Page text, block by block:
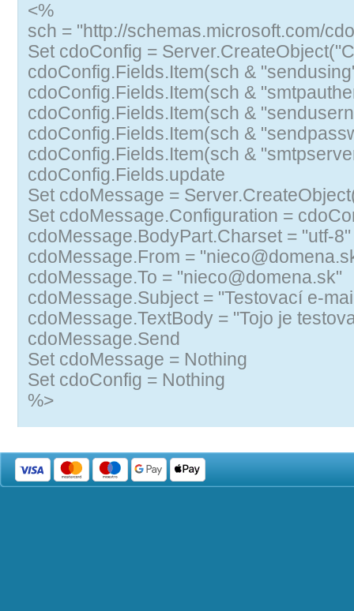
<%
sch = "http://schemas.microsoft.com/
Set cdoConfig =
cdoConfig.Fields.Item(sch &
cdoConfig.Fields.Item(sch &
cdoConfig.Fields.Item(sch &
cdoConfig.Fields.Item(sch &
cdoConfig.Fields.Item(sch &
cdoConfig.Fields.update
Set cdoMessage =
Set cdoMessage.Configuration =
cdoMessage.BodyPart.Charset = "utf-8"
cdoMessage.From =
cdoMessage.To = "nieco@domena.sk"
cdoMessage.Subject = "Testovací e-
cdoMessage.TextBody = "Tojo je
cdoMessage.Send
Set cdoMessage = Nothing
Set cdoConfig = Nothing
%>